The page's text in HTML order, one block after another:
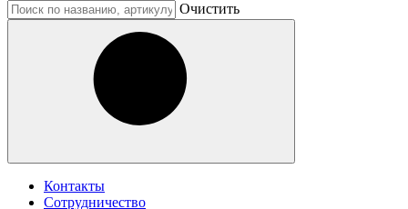
Очистить
Контакты
Сотрудничество